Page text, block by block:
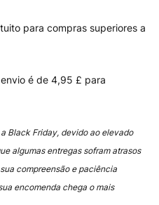
para compras superiores a
é de 4,95 £ para
Black Friday, devido ao elevado
algumas entregas sofram atrasos
compreensão e paciência
encomenda chega o mais